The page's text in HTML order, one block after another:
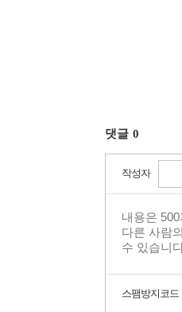
댓글 0
작성자
스팸방지코드